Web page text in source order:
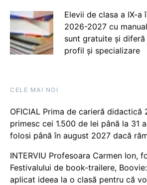
Elevii de clasa a IX-a
2026-2027 cu
sunt gratuite și
profil și specializare
CELE MAI NOI
OFICIAL Prima de carieră didactică
primesc cei 1.500 de lei până la 31
folosi până în august 2027 dacă
INTERVIU Profesoara Carmen Ion,
Festivalului de book-trailere,
aplicat ideea la o clasă pentru că